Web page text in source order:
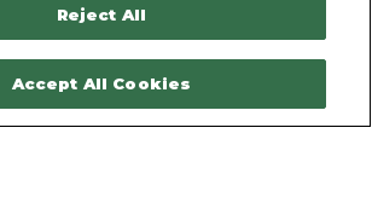
Reject All
Accept All Cookies